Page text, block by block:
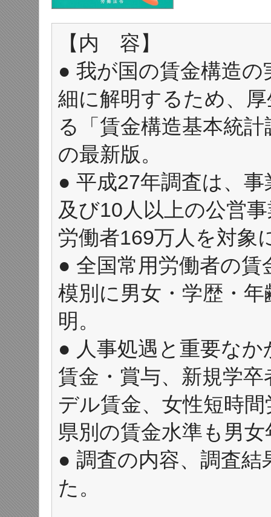
【内 容】
● 我が国の賃金構造
細に解明するため、
る「賃金構造基本統
の最新版。
● 平成27年調査は、
及び10人以上の公営
労働者169万人を対象
● 全国常用労働者の
模別に男女・学歴・
明。
● 人事処遇と重要な
賃金・賞与、新規学
デル賃金、女性短時
県別の賃金水準も男
● 調査の内容、調査
た。